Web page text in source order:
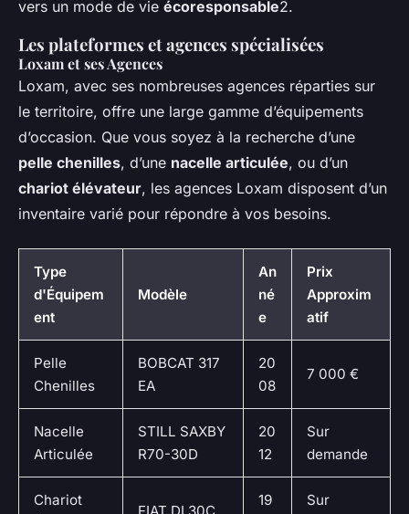
vers un mode de vie écoresponsable2.
Les plateformes et agences spécialisées
Loxam et ses Agences
Loxam, avec ses nombreuses agences réparties sur
le territoire, offre une large gamme d’équipements
d’occasion. Que vous soyez à la recherche d’une
pelle chenilles, d’une nacelle articulée, ou d’un
chariot élévateur, les agences Loxam disposent d’un
inventaire varié pour répondre à vos besoins.
Type
d'Équipem
ent
Modèle
An
né
e
Prix
Approxim
atif
Pelle
Chenilles
BOBCAT 317
EA
20
08
7 000 €
Nacelle
Articulée
STILL SAXBY
R70-30D
20
12
Sur
demande
Chariot
19
Sur